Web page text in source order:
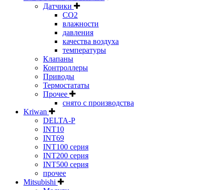
Датчики
CO2
влажности
давления
качества воздуха
температуры
Клапаны
Контроллеры
Приводы
Термостататы
Прочее
снято с производства
Kriwan
DELTA-P
INT10
INT69
INT100 серия
INT200 серия
INT500 серия
прочее
Mitsubishi